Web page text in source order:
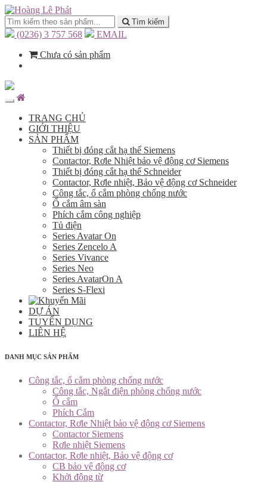
Tìm kiếm
(0236) 3 757 568
EMAIL
Chưa có sản phẩm
TRANG CHỦ
GIỚI THIỆU
SẢN PHẨM
Thiết bị đóng cắt hạ thế Siemens
Contactor, Rơle Nhiệt bảo vệ động cơ Siemens
Thiết bị đóng cắt hạ thế Schneider
Contactor, Rơle nhiệt, Bảo vệ động cơ Schneider
Công tắc, ổ cắm phòng chống nước
Ổ cắm âm sàn
Phích cắm công nghiệp
Tủ điện
Series Avatar On
Series Zencelo A
Series Vivance
Series Neo
Series AvatarOn A
Series S-Flexi
DỰ ÁN
TUYỂN DỤNG
LIÊN HỆ
DANH MỤC SẢN PHẨM
Công tắc, ổ cắm phòng chống nước
Công tắc, Ngắt điện phòng chống nước
Ổ cắm
Phích Cắm
Contactor, Rơle Nhiệt bảo vệ động cơ Siemens
Contactor Siemens
Rơle nhiệt Siemens
Contactor, Rơle nhiệt, Bảo vệ động cơ
CB bảo vệ động cơ
Khởi động từ